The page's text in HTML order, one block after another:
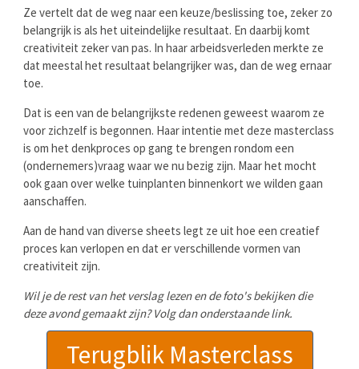
Ze vertelt dat de weg naar een keuze/beslissing toe, zeker zo
belangrijk is als het uiteindelijke resultaat. En daarbij komt
creativiteit zeker van pas. In haar arbeidsverleden merkte ze
dat meestal het resultaat belangrijker was, dan de weg ernaar
toe.
Dat is een van de belangrijkste redenen geweest waarom ze
voor zichzelf is begonnen. Haar intentie met deze masterclass
is om het denkproces op gang te brengen rondom een
(ondernemers)vraag waar we nu bezig zijn. Maar het mocht
ook gaan over welke tuinplanten binnenkort we wilden gaan
aanschaffen.
Aan de hand van diverse sheets legt ze uit hoe een creatief
proces kan verlopen en dat er verschillende vormen van
creativiteit zijn.
Wil je de rest van het verslag lezen en de foto's bekijken die
deze avond gemaakt zijn? Volg dan onderstaande link.
Terugblik Masterclass